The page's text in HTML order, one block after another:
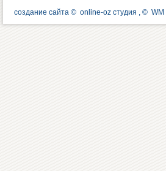
создание сайта © online-oz студия , © WM